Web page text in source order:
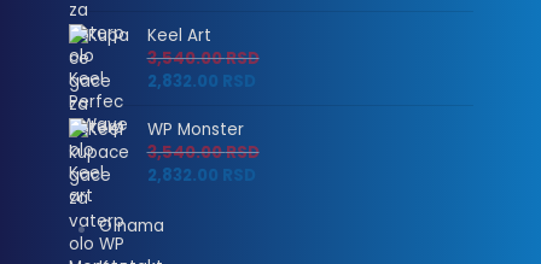
Keel Art
3,540.00RSD
2,832.00 RSD
WP Monster
3,540.00RSD
2,832.00 RSD
O nama